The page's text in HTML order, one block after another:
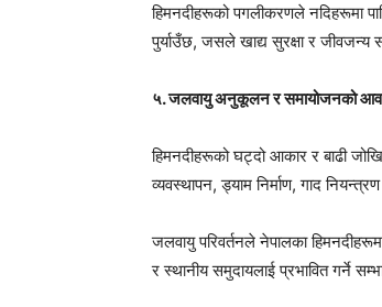
हिमनदीहरूको पगलीकरणले नदिहरूमा
पुर्याउँछ, जसले खाद्य सुरक्षा र जीवजन्य
५. जलवायु अनुकूलन र समायोजनको
हिमनदीहरूको घट्दो आकार र बाढी
व्यवस्थापन, ड्याम निर्माण, गाद
जलवायु परिवर्तनले नेपालका
र स्थानीय समुदायलाई प्रभावित गर्ने